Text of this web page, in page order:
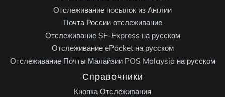
Отслеживание посылок из Англии
Почта России отслеживание
Отслеживание SF-Express на русском
Отслеживание ePacket на русском
Отслеживание Почты Малайзии POS Malaysia на русском
Справочники
Кнопка Отслеживания